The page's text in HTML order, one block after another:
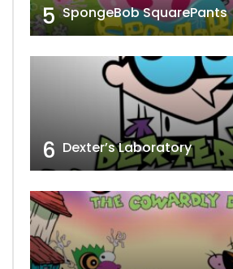
5 SpongeBob SquarePants
6 Dexter’s Laboratory